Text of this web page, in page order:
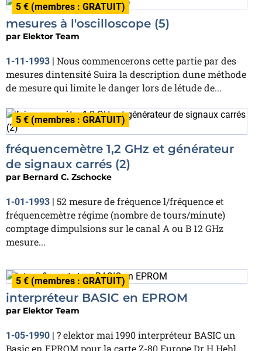
5 € (membres : GRATUIT)
mesures à l'oscilloscope (5)
par Elektor Team
1-11-1993 | Nous commencerons cette partie par des
mesures dintensité Suira la description dune méthode
de mesure qui limite le danger lors de létude de...
5 € (membres : GRATUIT)
fréquencemètre 1,2 GHz et générateur
de signaux carrés (2)
par Bernard C. Zschocke
1-01-1993 | 52 mesure de fréquence l/fréquence et
fréquencemètre régime (nombre de tours/minute)
comptage dimpulsions sur le canal A ou B 12 GHz
mesure...
5 € (membres : GRATUIT)
interpréteur BASIC en EPROM
par Elektor Team
1-05-1990 | ? elektor mai 1990 interpréteur BASIC un
Basic en EPROM pour la carte Z-80 Europe Dr H Hehl